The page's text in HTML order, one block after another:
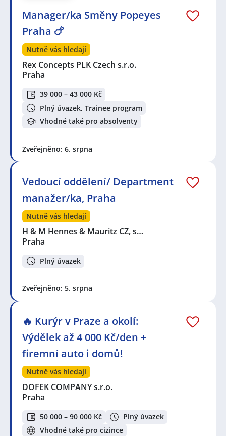
Manager/ka Směny Popeyes
Praha 🍗
Nutně vás hledají
Rex Concepts PLK Czech s.r.o.
Praha
39 000 – 43 000 Kč
Plný úvazek, Trainee program
Vhodné také pro absolventy
Zveřejněno: 6. srpna
Vedoucí oddělení/ Department
manažer/ka, Praha
Nutně vás hledají
H & M Hennes & Mauritz CZ, s…
Praha
Plný úvazek
Zveřejněno: 5. srpna
🔥 Kurýr v Praze a okolí:
Výdělek až 4 000 Kč/den +
firemní auto i domů!
Nutně vás hledají
DOFEK COMPANY s.r.o.
Praha
50 000 – 90 000 Kč
Plný úvazek
Vhodné také pro cizince